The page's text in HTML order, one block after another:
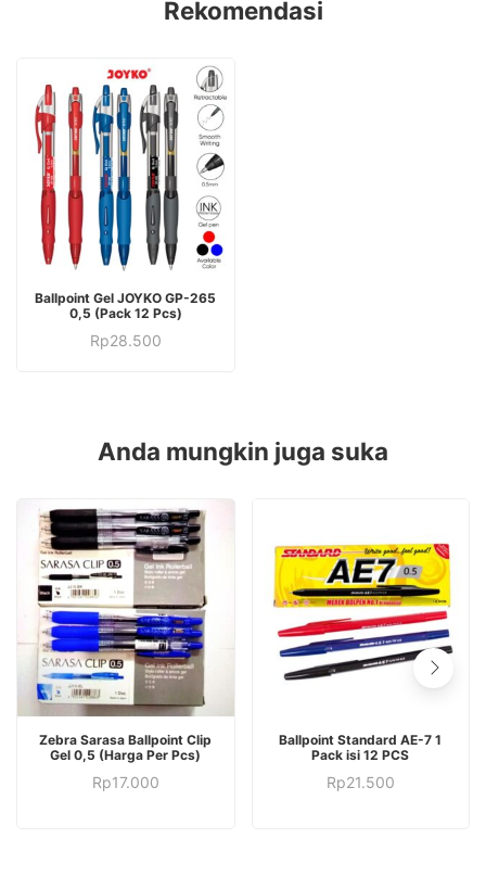
Rekomendasi
halaman
produk
Ballpoint Gel JOYKO GP-265
0,5 (Pack 12 Pcs)
Rp28.500
Produk
Pilihan
dapat
diambil
di
halaman
produk
Anda mungkin juga suka
Zebra Sarasa Ballpoint Clip
Gel 0,5 (Harga Per Pcs)
Rp17.000
Ballpoint Standard AE-7 1
Pack isi 12 PCS
Rp21.500
Produk